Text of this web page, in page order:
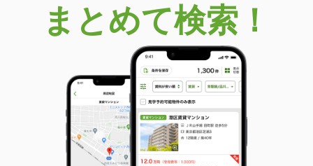
まとめて検索！